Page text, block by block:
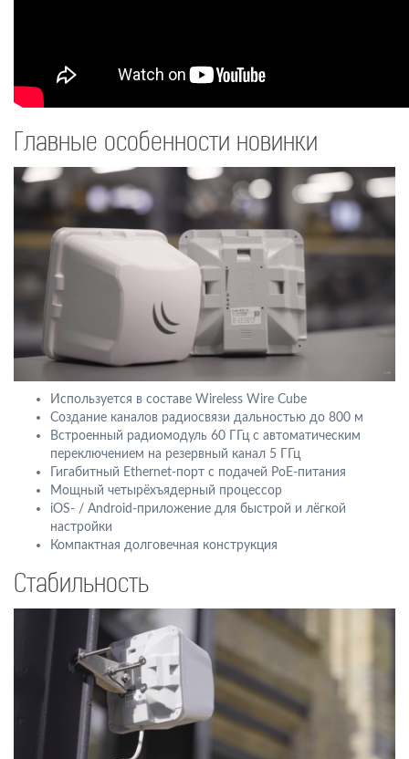
Главные особенности новинки
Используется в составе Wireless Wire Cube
Создание каналов радиосвязи дальностью до 800 м
Встроенный радиомодуль 60 ГГц с автоматическим
переключением на резервный канал 5 ГГц
Гигабитный Ethernet-порт с подачей PoE-питания
Мощный четырёхъядерный процессор
iOS- / Android-приложение для быстрой и лёгкой
настройки
Компактная долговечная конструкция
Стабильность